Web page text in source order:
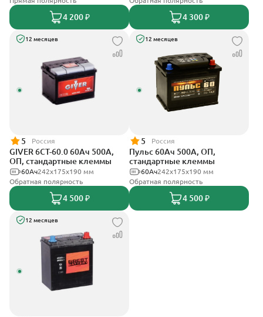
4 200 ₽ 4 300 ₽
12 месяцев
5 Россия
GIVER 6СТ-60.0 60Ач 500А,
ОП, стандартные клеммы
242х175х190 мм
60Ач
Обратная полярность
4 500 ₽
12 месяцев
5 Россия
Пульс 60Ач 500А, ОП,
стандартные клеммы
242x175x190 мм
60Ач
Обратная полярность
4 500 ₽
12 месяцев